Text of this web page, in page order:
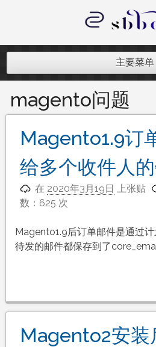
内
记录跨境电商
主要菜单
magento问题
Magento1.9订
给多个收件人
在 2020年3月19日 上张贴
数：625 次
Magento1.9后订单邮件是通过
待发的邮件都保存到了
Magento2安装